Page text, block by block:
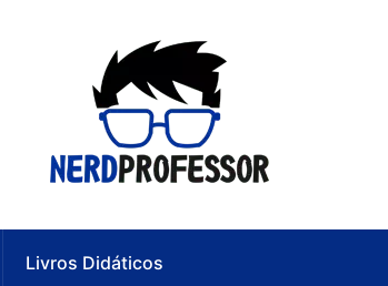
Livros Didáticos